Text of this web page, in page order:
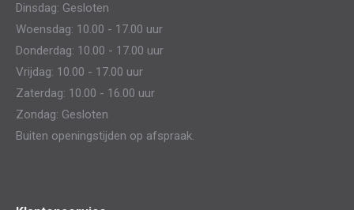
Dinsdag: Gesloten
Woensdag: 10.00 - 17.00 uur
Donderdag: 10.00 - 17.00 uur
Vrijdag: 10.00 - 17.00 uur
Zaterdag: 10.00 - 16.00 uur
Zondag: Gesloten
Buiten openingstijden op afspraak.